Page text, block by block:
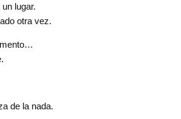
lugar.
otra vez.
de la nada.